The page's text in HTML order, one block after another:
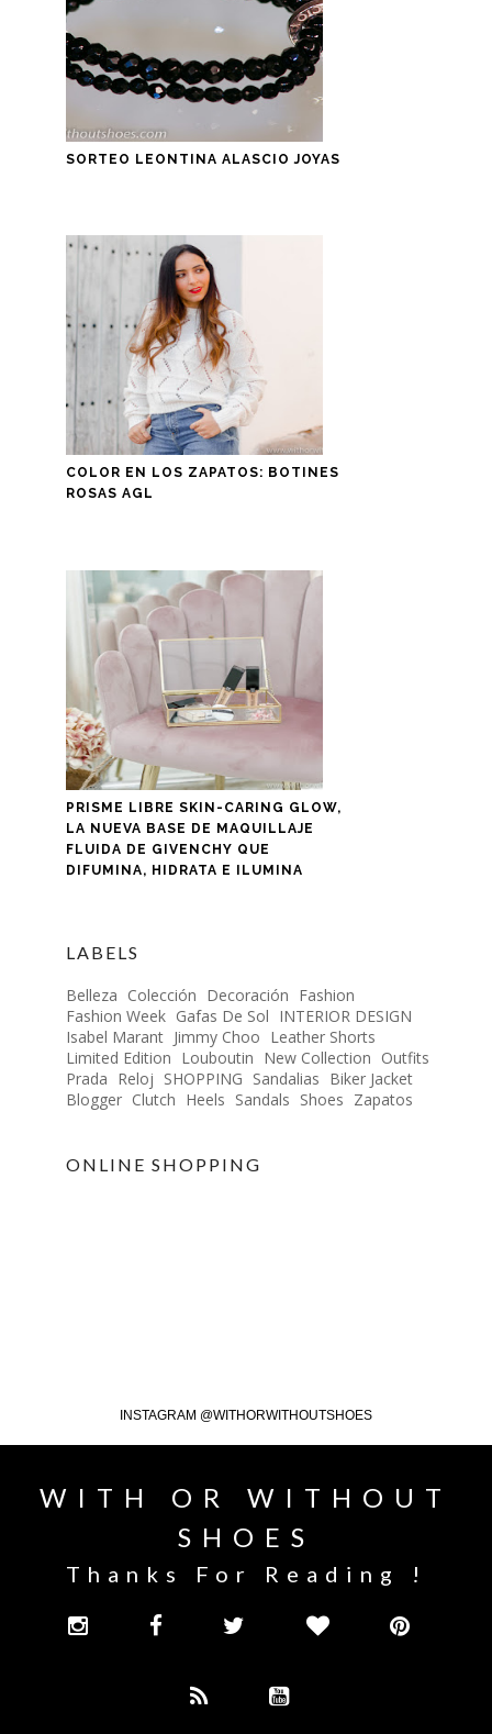
SORTEO LEONTINA ALASCIO JOYAS
COLOR EN LOS ZAPATOS: BOTINES
ROSAS AGL
PRISME LIBRE SKIN-CARING GLOW,
LA NUEVA BASE DE MAQUILLAJE
FLUIDA DE GIVENCHY QUE
DIFUMINA, HIDRATA E ILUMINA
LABELS
Belleza Colección Decoración Fashion
Fashion Week Gafas De Sol INTERIOR DESIGN
Isabel Marant Jimmy Choo Leather Shorts
Limited Edition Louboutin New Collection Outfits
Prada Reloj SHOPPING Sandalias Biker Jacket
Blogger Clutch Heels Sandals Shoes Zapatos
ONLINE SHOPPING
INSTAGRAM @WITHORWITHOUTSHOES
WITH OR WITHOUT
SHOES
Thanks For Reading !